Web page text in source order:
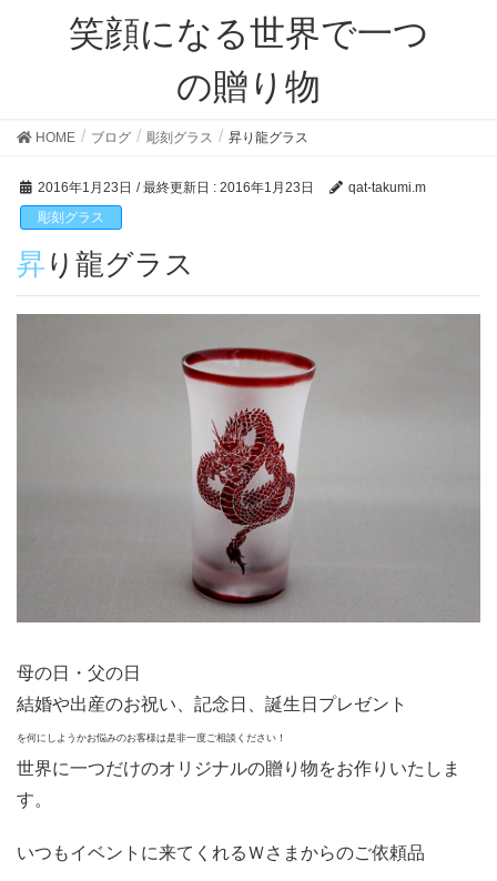
笑顔になる世界で一つ
の贈り物
HOME ブログ 彫刻グラス 昇り龍グラス
2016年1月23日 / 最終更新日 : 2016年1月23日
qat-takumi.m
彫刻グラス
昇り龍グラス
母の日・父の日
結婚や出産のお祝い、記念日、誕生日プレゼント
を何にしようかお悩みのお客様は是非一度ご相談ください！
世界に一つだけのオリジナルの贈り物をお作りいたしま
す。
いつもイベントに来てくれるＷさまからのご依頼品